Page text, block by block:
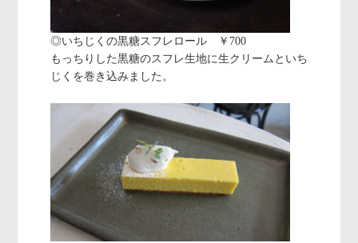
◎いちじくの黒糖スフレロール ￥700
もっちりした黒糖のスフレ生地に生クリームといち
じくを巻き込みました。